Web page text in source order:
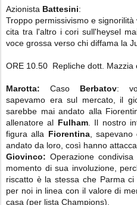
Azionista Battesini:
Troppo permissivismo e
cita tra l'altro i cori sull'heysel
voce grossa verso chi diffama la
ORE 10.50 Repliche dott. Mazzia
Marotta: Caso Berbatov:
sapevamo era sul mercato, il
sarebbe mai andato alla
allenatore al Fulham. Il nostro
figura alla Fiorentina, sapevano
andato da loro, così hanno
Giovinco: Operazione
momento di sua involuzione,
riscatto è la stessa che Parma
per noi in linea con il valore di
casa (per lista Champions).